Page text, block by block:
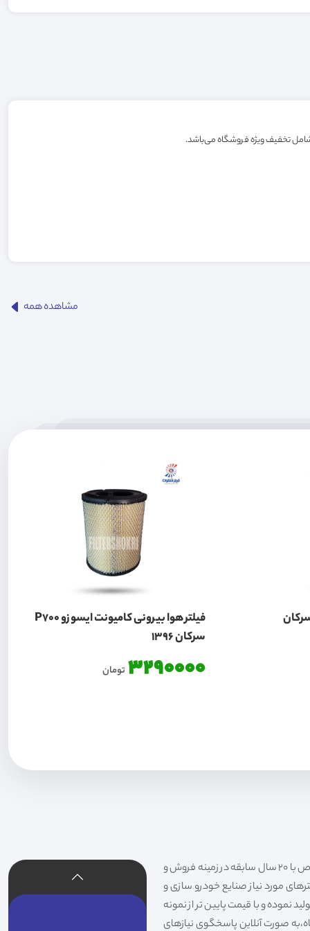
مشاهده همه
فیلتر هوا بیرونی کامیونت ایسوزو P700
سرکان 1396
3290000 تومان
فیلتر شکری تهیه و توزیع کننده انواع فیلتر خودروهای سواری،سنگین،راهسازی و دستگاه های صنعتی و فیلتر های خاص با 20 سال سابقه در زمینه فروش و
مورد نیاز صنایع خودرو سازی و
نموده و با قیمت پایین تر از نمونه
صورت آنلاین پاسخگوی نیازهای